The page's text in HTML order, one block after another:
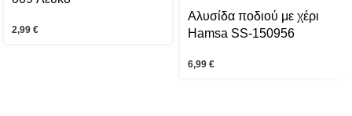
2,99 €
Αλυσίδα ποδιού με χέρι
Hamsa SS-150956
6,99 €